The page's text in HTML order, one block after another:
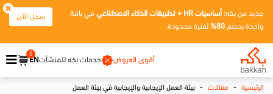
جديد من بكه: أساسيات HR + تطبيقات الذكاء الاصطناعي
في باقة
واحدة بخصم 80% لفترة محدودة.
سجل الآن
أقوى العروض خدمات بكه للمنشآتEN
0
الرئيسية - مقالات - بيئة العمل الإيجابية والإيجابية في بيئة العمل